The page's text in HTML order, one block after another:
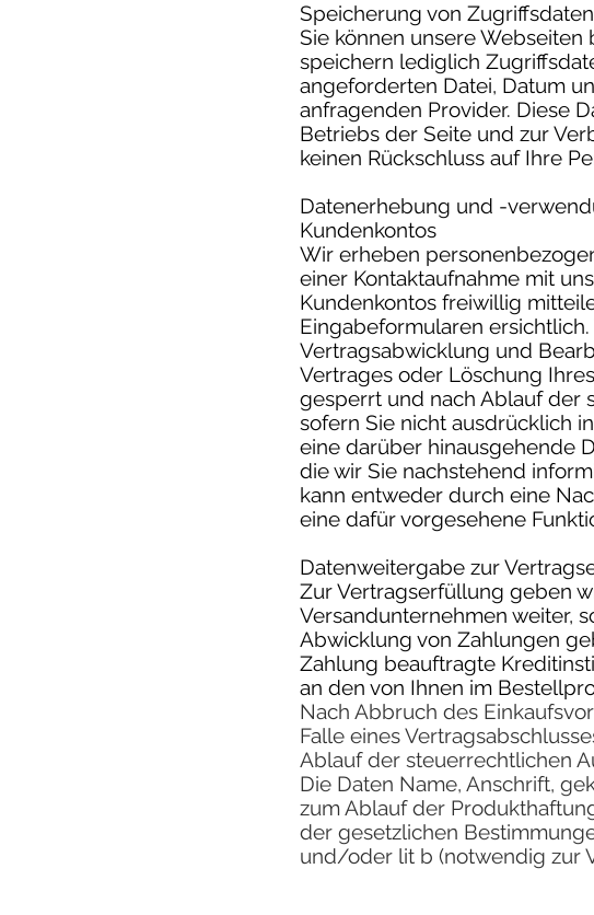
Speicherung von
Sie können unsere Webseiten
speichern lediglich
angeforderten Datei, Datum
anfragenden Provider. Diese
Betriebs der Seite und zur
keinen Rückschluss auf Ihre
Datenerhebung und -
Kundenkontos
Wir erheben
einer Kontaktaufnahme mit
Kundenkontos freiwillig
Eingabeformularen
Vertragsabwicklung und
Vertrages oder Löschung
gesperrt und nach Ablauf der
sofern Sie nicht ausdrücklich
eine darüber hinausgehende
die wir Sie nachstehend
kann entweder durch eine
eine dafür vorgesehene
Datenweitergabe zur
Zur Vertragserfüllung geben
Versandunternehmen weiter,
Abwicklung von Zahlungen
Zahlung beauftragte
an den von Ihnen im
Nach Abbruch des
Falle eines
Ablauf der steuerrechtlichen
Die Daten Name, Anschrift,
zum Ablauf der
der gesetzlichen
und/oder lit b (notwendig zur